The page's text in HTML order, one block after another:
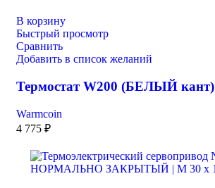
В корзину
Быстрый просмотр
Сравнить
Добавить в список желаний
Термостат W200 (БЕЛЫЙ кант)
Warmcoin
4 775 ₽